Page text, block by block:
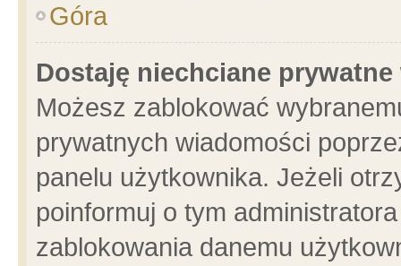
Góra
Dostaję niechciane
Możesz zablokować
prywatnych wiadomości
panelu użytkownika. Jeżeli
poinformuj o tym
zablokowania danemu